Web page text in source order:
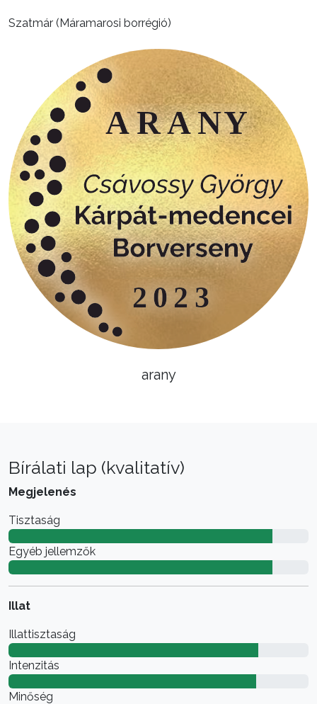
Szatmár (Máramarosi borrégió)
arany
Bírálati lap (kvalitatív)
Megjelenés
Tisztaság
Egyéb jellemzők
Illat
Illattisztaság
Intenzitás
Minőség